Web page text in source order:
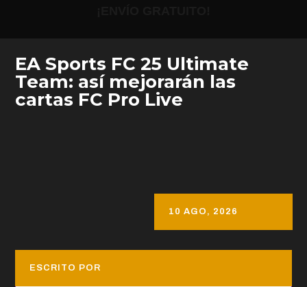
EA Sports FC 25 Ultimate
Team: así mejorarán las
cartas FC Pro Live
10 AGO, 2026
ESCRITO POR